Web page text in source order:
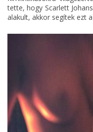
tette, hogy Scarlett
alakult, akkor segítek ezt